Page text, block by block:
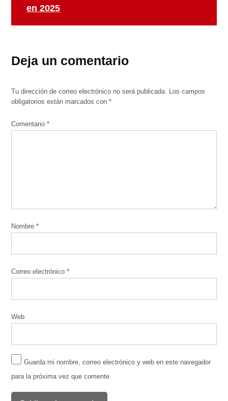
en 2025
Deja un comentario
Tu dirección de correo electrónico no será publicada. Los campos
obligatorios están marcados con*
Comentario*
Nombre*
Correo electrónico*
Web
Guarda mi nombre, correo electrónico y web en este navegador
para la próxima vez que comente.